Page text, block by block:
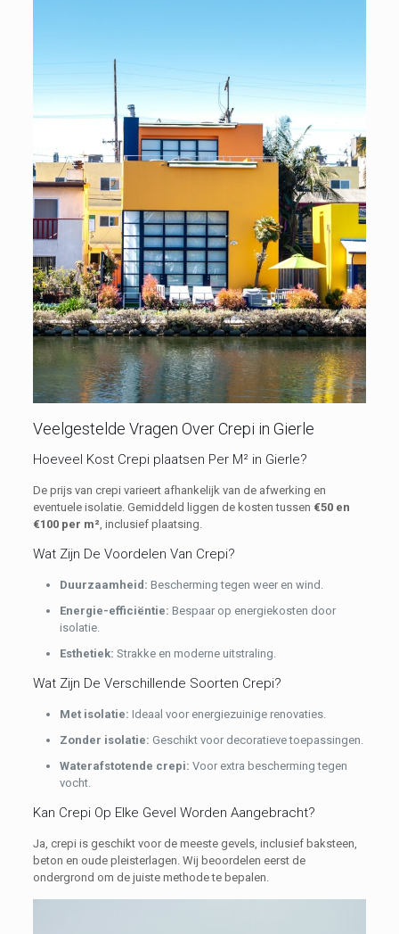
Veelgestelde Vragen Over Crepi in Gierle
Hoeveel Kost Crepi plaatsen Per M² in Gierle?
De prijs van crepi varieert afhankelijk van de afwerking en
eventuele isolatie. Gemiddeld liggen de kosten tussen €50 en
€100 per m², inclusief plaatsing.
Wat Zijn De Voordelen Van Crepi?
Duurzaamheid: Bescherming tegen weer en wind.
Energie-efficiëntie: Bespaar op energiekosten door
isolatie.
Esthetiek: Strakke en moderne uitstraling.
Wat Zijn De Verschillende Soorten Crepi?
Met isolatie: Ideaal voor energiezuinige renovaties.
Zonder isolatie: Geschikt voor decoratieve toepassingen.
Waterafstotende crepi: Voor extra bescherming tegen
vocht.
Kan Crepi Op Elke Gevel Worden Aangebracht?
Ja, crepi is geschikt voor de meeste gevels, inclusief baksteen,
beton en oude pleisterlagen. Wij beoordelen eerst de
ondergrond om de juiste methode te bepalen.